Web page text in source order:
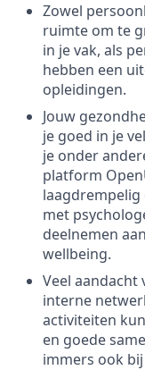
Zowel
ruimte om te
in je vak, als
hebben een
opleidingen.
Jouw
je goed in je
je onder
platform
laagdrempelig
met
deelnemen
wellbeing.
Veel
interne
activiteiten
en goede
immers ook